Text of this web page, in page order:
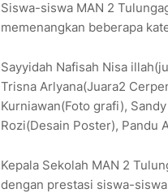
Siswa-siswa MAN 2
memenangkan beberapa
Sayyidah Nafisah Nisa
Trisna Arlyana(Juara2
Kurniawan(Foto grafi),
Rozi(Desain Poster), Pandu
Kepala Sekolah MAN 2
dengan prestasi siswa-